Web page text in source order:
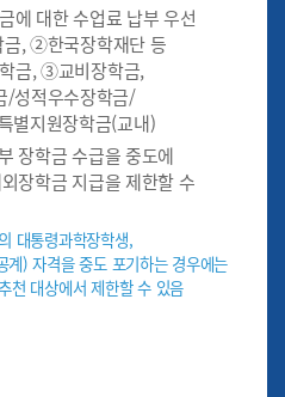
에 대한 수업료 납부 우선
, ②한국장학재단 등
금, ③교비장학금,
성적우수장학금/
별지원장학금(교내)
장학금 수급을 중도에
장학금 지급을 제한할 수
대통령과학장학생,
계) 자격을 중도 포기하는 경우에는
천 대상에서 제한할 수 있음